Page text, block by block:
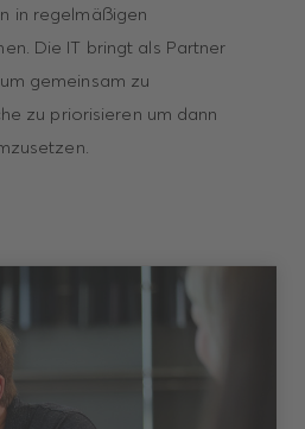
in regelmäßigen
Die IT bringt als Partner
gemeinsam zu
zu priorisieren um dann